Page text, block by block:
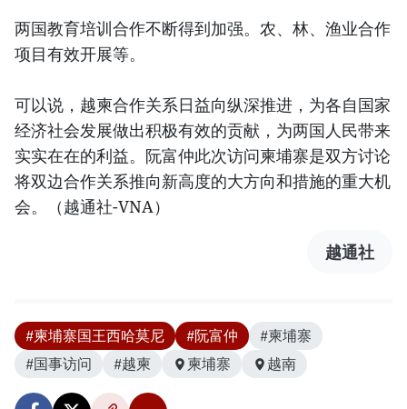
两国教育培训合作不断得到加强。农、林、渔业合作
项目有效开展等。
可以说，越柬合作关系日益向纵深推进，为各自国家
经济社会发展做出积极有效的贡献，为两国人民带来
实实在在的利益。阮富仲此次访问柬埔寨是双方讨论
将双边合作关系推向新高度的大方向和措施的重大机
会。（越通社-VNA）
越通社
#柬埔寨国王西哈莫尼 #阮富仲
#柬埔寨
#国事访问
#越柬 柬埔寨 越南